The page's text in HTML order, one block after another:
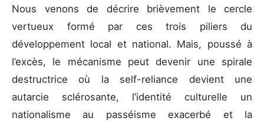
Nous venons de décrire brièvement le cercle
vertueux formé par ces trois piliers du
développement local et national. Mais, poussé à
l’excès, le mécanisme peut devenir une spirale
destructrice où la self-reliance devient une
autarcie sclérosante, l’identité culturelle un
nationalisme au passéisme exacerbé et la